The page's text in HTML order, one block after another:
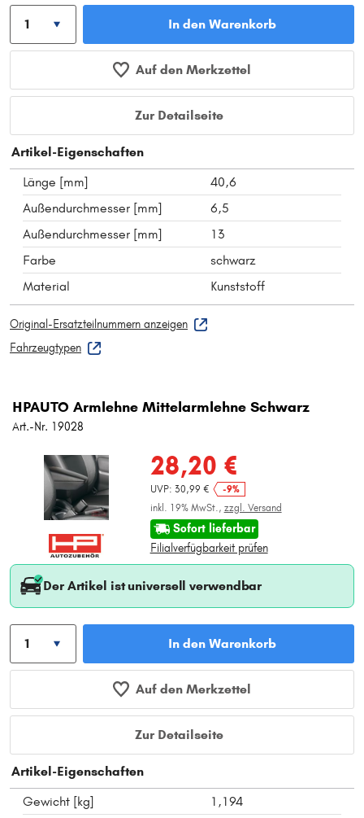
In den Warenkorb
Auf den Merkzettel
Zur Detailseite
Artikel-Eigenschaften
Länge [mm]
40,6
Außendurchmesser [mm]
6,5
Außendurchmesser [mm]
13
Farbe
schwarz
Material
Kunststoff
Original-Ersatzteilnummern anzeigen
Fahrzeugtypen
HPAUTO Armlehne Mittelarmlehne Schwarz
Art.-Nr. 19028
28,20 €
UVP: 30,99 €
-9%
inkl. 19% MwSt., zzgl. Versand
Sofort lieferbar
Filialverfügbarkeit prüfen
Der Artikel ist universell verwendbar
In den Warenkorb
Auf den Merkzettel
Zur Detailseite
Artikel-Eigenschaften
Gewicht [kg]
1,194